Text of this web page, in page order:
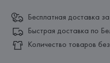
Бесплатная доставка
Быстрая доставка по
Количество товаров